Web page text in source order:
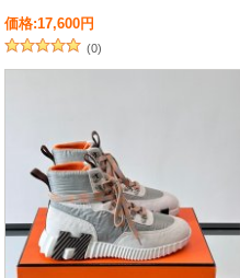
価格:17,600円
(0)